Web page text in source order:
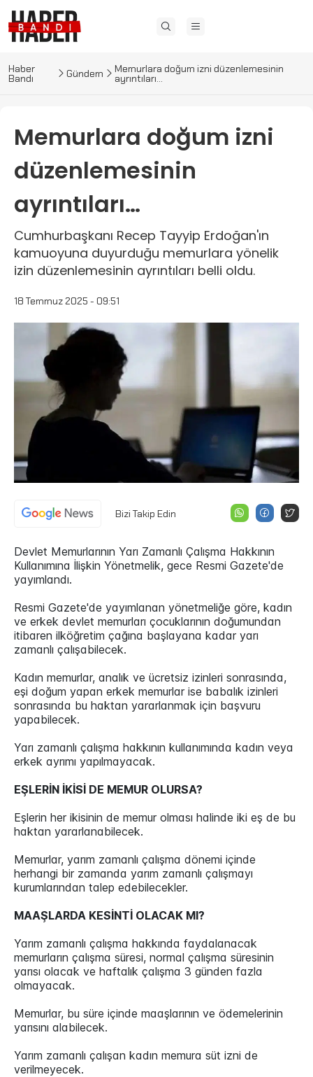
Haber
Bandı Gündem Memurlara doğum izni düzenlemesinin
ayrıntıları…
Memurlara doğum izni
düzenlemesinin
ayrıntıları…
Cumhurbaşkanı Recep Tayyip Erdoğan'ın
kamuoyuna duyurduğu memurlara yönelik
izin düzenlemesinin ayrıntıları belli oldu.
18 Temmuz 2025 - 09:51
Bizi Takip Edin
Devlet Memurlarının Yarı Zamanlı Çalışma Hakkının
Kullanımına İlişkin Yönetmelik, gece Resmi Gazete'de
yayımlandı.
Resmi Gazete'de yayımlanan yönetmeliğe göre, kadın
ve erkek devlet memurları çocuklarının doğumundan
itibaren ilköğretim çağına başlayana kadar yarı
zamanlı çalışabilecek.
Kadın memurlar, analık ve ücretsiz izinleri sonrasında,
eşi doğum yapan erkek memurlar ise babalık izinleri
sonrasında bu haktan yararlanmak için başvuru
yapabilecek.
Yarı zamanlı çalışma hakkının kullanımında kadın veya
erkek ayrımı yapılmayacak.
EŞLERİN İKİSİ DE MEMUR OLURSA?
Eşlerin her ikisinin de memur olması halinde iki eş de bu
haktan yararlanabilecek.
Memurlar, yarım zamanlı çalışma dönemi içinde
herhangi bir zamanda yarım zamanlı çalışmayı
kurumlarından talep edebilecekler.
MAAŞLARDA KESİNTİ OLACAK MI?
Yarım zamanlı çalışma hakkında faydalanacak
memurların çalışma süresi, normal çalışma süresinin
yarısı olacak ve haftalık çalışma 3 günden fazla
olmayacak.
Memurlar, bu süre içinde maaşlarının ve ödemelerinin
yarısını alabilecek.
Yarım zamanlı çalışan kadın memura süt izni de
verilmeyecek.